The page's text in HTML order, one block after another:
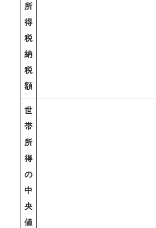
所
得
税
納
税
額
世
帯
所
得
の
中
央
値